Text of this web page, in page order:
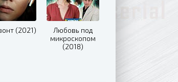
(2021)
Любовь под
микроскопом
(2018)